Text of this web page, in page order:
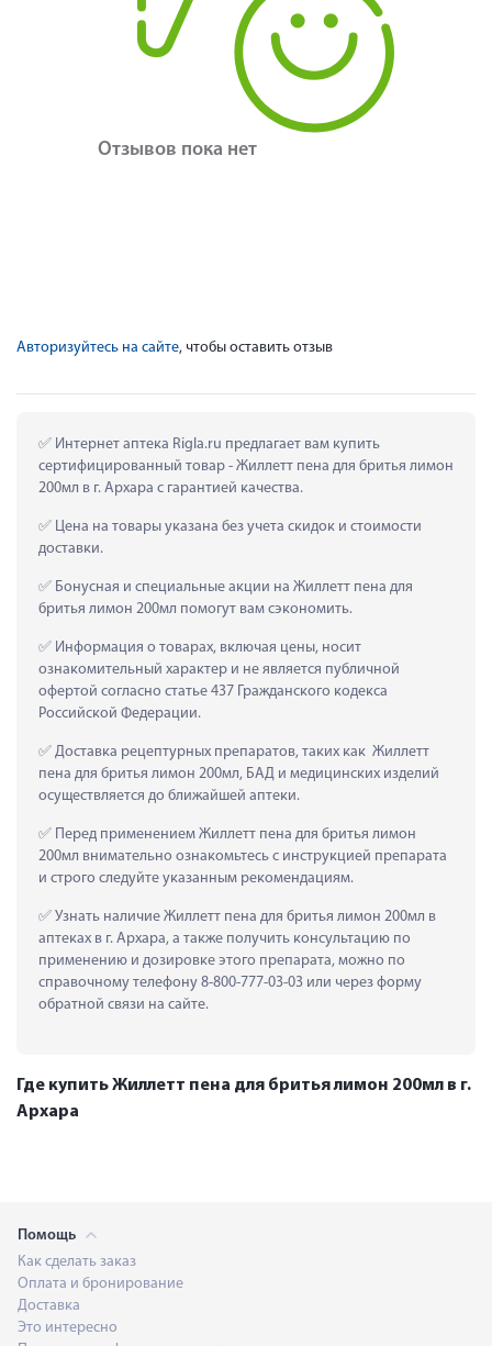
Отзывов пока нет
Авторизуйтесь на сайте, чтобы оставить отзыв
Интернет аптека Rigla.ru предлагает вам купить
сертифицированный товар - Жиллетт пена для бритья лимон
200мл в г. Архара с гарантией качества.
Цена на товары указана без учета скидок и стоимости
доставки.
Бонусная и специальные акции на Жиллетт пена для
бритья лимон 200мл помогут вам сэкономить.
Информация о товарах, включая цены, носит
ознакомительный характер и не является публичной
офертой согласно статье 437 Гражданского кодекса
Российской Федерации.
Доставка рецептурных препаратов, таких как  Жиллетт
пена для бритья лимон 200мл, БАД и медицинских изделий
осуществляется до ближайшей аптеки.
Перед применением Жиллетт пена для бритья лимон
200мл внимательно ознакомьтесь с инструкцией препарата
и строго следуйте указанным рекомендациям.
Узнать наличие Жиллетт пена для бритья лимон 200мл в
аптеках в г. Архара, а также получить консультацию по
применению и дозировке этого препарата, можно по
справочному телефону 8-800-777-03-03 или через форму
обратной связи на сайте.
Где купить Жиллетт пена для бритья лимон 200мл в г.
Архара
Помощь
Как сделать заказ
Оплата и бронирование
Доставка
Это интересно